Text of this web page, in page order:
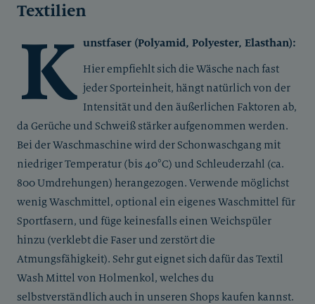
Textilien
K unstfaser (Polyamid, Polyester, Elasthan):
Hier empfiehlt sich die Wäsche nach fast
jeder Sporteinheit, hängt natürlich von der
Intensität und den äußerlichen Faktoren ab,
da Gerüche und Schweiß stärker aufgenommen werden.
Bei der Waschmaschine wird der Schonwaschgang mit
niedriger Temperatur (bis 40°C) und Schleuderzahl (ca.
800 Umdrehungen) herangezogen. Verwende möglichst
wenig Waschmittel, optional ein eigenes Waschmittel für
Sportfasern, und füge keinesfalls einen Weichspüler
hinzu (verklebt die Faser und zerstört die
Atmungsfähigkeit). Sehr gut eignet sich dafür das Textil
Wash Mittel von Holmenkol, welches du
selbstverständlich auch in unseren Shops kaufen kannst.